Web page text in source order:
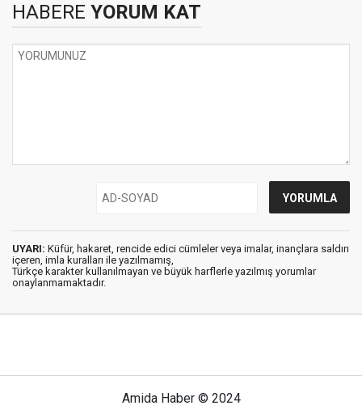
HABERE YORUM KAT
UYARI: Küfür, hakaret, rencide edici cümleler veya imalar, inançlara saldırı
içeren, imla kuralları ile yazılmamış,
Türkçe karakter kullanılmayan ve büyük harflerle yazılmış yorumlar
onaylanmamaktadır.
Amida Haber © 2024